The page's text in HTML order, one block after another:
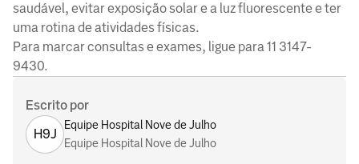
saudável, evitar exposição solar e a luz fluorescente e ter
uma rotina de atividades físicas.
Para marcar consultas e exames, ligue para 11 3147-
9430.
Escrito por
H9J
Equipe Hospital Nove de Julho
Equipe Hospital Nove de Julho